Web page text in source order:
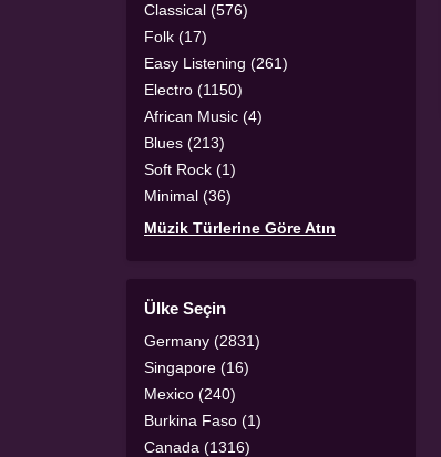
Classical (576)
Folk (17)
Easy Listening (261)
Electro (1150)
African Music (4)
Blues (213)
Soft Rock (1)
Minimal (36)
Müzik Türlerine Göre Atın
Ülke Seçin
Germany (2831)
Singapore (16)
Mexico (240)
Burkina Faso (1)
Canada (1316)